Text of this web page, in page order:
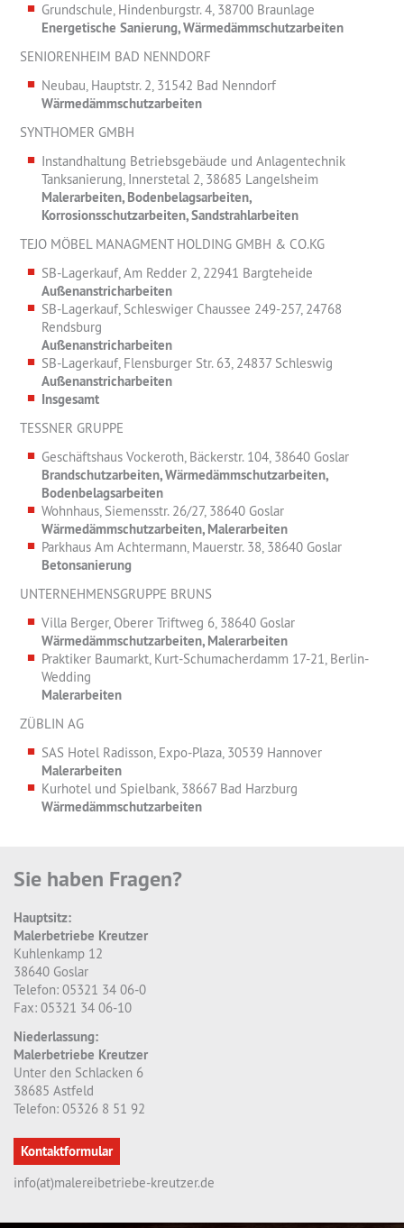
Grundschule, Hindenburgstr. 4, 38700 Braunlage
Energetische Sanierung, Wärmedämmschutzarbeiten
SENIORENHEIM BAD NENNDORF
Neubau, Hauptstr. 2, 31542 Bad Nenndorf
Wärmedämmschutzarbeiten
SYNTHOMER GMBH
Instandhaltung Betriebsgebäude und Anlagentechnik
Tanksanierung, Innerstetal 2, 38685 Langelsheim
Malerarbeiten, Bodenbelagsarbeiten,
Korrosionsschutzarbeiten, Sandstrahlarbeiten
TEJO MÖBEL MANAGMENT HOLDING GMBH & CO.KG
SB-Lagerkauf, Am Redder 2, 22941 Bargteheide
Außenanstricharbeiten
SB-Lagerkauf, Schleswiger Chaussee 249-257, 24768
Rendsburg
Außenanstricharbeiten
SB-Lagerkauf, Flensburger Str. 63, 24837 Schleswig
Außenanstricharbeiten
Insgesamt
TESSNER GRUPPE
Geschäftshaus Vockeroth, Bäckerstr. 104, 38640 Goslar
Brandschutzarbeiten, Wärmedämmschutzarbeiten,
Bodenbelagsarbeiten
Wohnhaus, Siemensstr. 26/27, 38640 Goslar
Wärmedämmschutzarbeiten, Malerarbeiten
Parkhaus Am Achtermann, Mauerstr. 38, 38640 Goslar
Betonsanierung
UNTERNEHMENSGRUPPE BRUNS
Villa Berger, Oberer Triftweg 6, 38640 Goslar
Wärmedämmschutzarbeiten, Malerarbeiten
Praktiker Baumarkt, Kurt-Schumacherdamm 17-21, Berlin-
Wedding
Malerarbeiten
ZÜBLIN AG
SAS Hotel Radisson, Expo-Plaza, 30539 Hannover
Malerarbeiten
Kurhotel und Spielbank, 38667 Bad Harzburg
Wärmedämmschutzarbeiten
Sie haben Fragen?
Hauptsitz:
Malerbetriebe Kreutzer
Kuhlenkamp 12
38640 Goslar
Telefon: 05321 34 06-0
Fax: 05321 34 06-10
Niederlassung:
Malerbetriebe Kreutzer
Unter den Schlacken 6
38685 Astfeld
Telefon: 05326 8 51 92
Kontaktformular
info(at)malereibetriebe-kreutzer.de